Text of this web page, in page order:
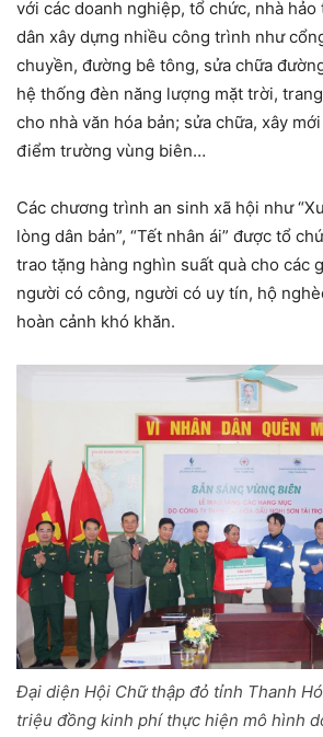
với các doanh nghiệp, tổ chức, nhà hảo
dân xây dựng nhiều công trình như
chuyền, đường bê tông, sửa chữa
hệ thống đèn năng lượng mặt trời,
cho nhà văn hóa bản; sửa chữa, xây
điểm trường vùng biên…
Các chương trình an sinh xã hội như
lòng dân bản”, “Tết nhân ái” được tổ
trao tặng hàng nghìn suất quà cho các
người có công, người có uy tín, hộ
hoàn cảnh khó khăn.
Đại diện Hội Chữ thập đỏ tỉnh Thanh
triệu đồng kinh phí thực hiện mô hình